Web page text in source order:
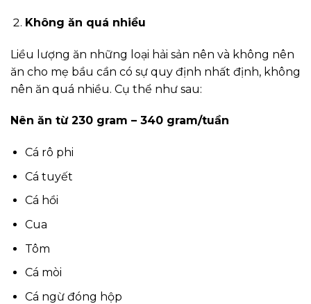
Không ăn quá nhiều
Liều lượng ăn những loại hải sản nên và không nên
ăn cho mẹ bầu cần có sự quy định nhất định, không
nên ăn quá nhiều. Cụ thể như sau:
Nên ăn từ 230 gram – 340 gram/tuần
Cá rô phi
Cá tuyết
Cá hồi
Cua
Tôm
Cá mòi
Cá ngừ đóng hộp